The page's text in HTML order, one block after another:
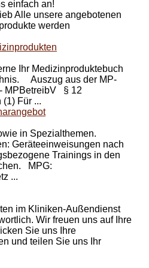
einfach an!
Alle unsere angebotenen
werden
Ihr Medizinproduktebuch
Auszug aus der MP-
MPBetreibV § 12
Für ...
in Spezialthemen.
Geräteeinweisungen nach
Trainings in den
MPG:
...
n im Kliniken-Außendienst
Wir freuen uns auf Ihre
Sie uns Ihre
und teilen Sie uns Ihr